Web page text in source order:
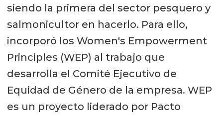
siendo la primera del sector pesquero y
salmonicultor en hacerlo. Para ello,
incorporó los Women's Empowerment
Principles (WEP) al trabajo que
desarrolla el Comité Ejecutivo de
Equidad de Género de la empresa. WEP
es un proyecto liderado por Pacto